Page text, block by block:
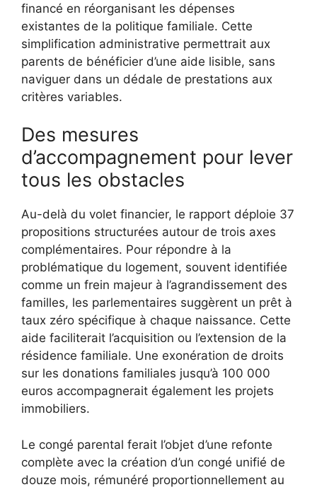
financé en réorganisant les dépenses
existantes de la politique familiale. Cette
simplification administrative permettrait aux
parents de bénéficier d’une aide lisible, sans
naviguer dans un dédale de prestations aux
critères variables.
Des mesures
d’accompagnement pour lever
tous les obstacles
Au-delà du volet financier, le rapport déploie 37
propositions structurées autour de trois axes
complémentaires. Pour répondre à la
problématique du logement, souvent identifiée
comme un frein majeur à l’agrandissement des
familles, les parlementaires suggèrent un prêt à
taux zéro spécifique à chaque naissance. Cette
aide faciliterait l’acquisition ou l’extension de la
résidence familiale. Une exonération de droits
sur les donations familiales jusqu’à 100 000
euros accompagnerait également les projets
immobiliers.
Le congé parental ferait l’objet d’une refonte
complète avec la création d’un congé unifié de
douze mois, rémunéré proportionnellement au